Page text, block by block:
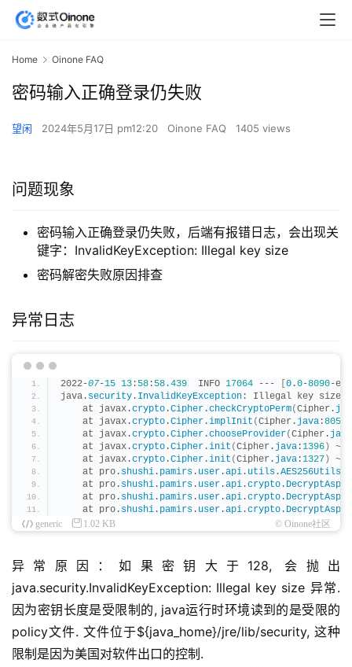
Home Oinone FAQ
密码输入正确登录仍失败
望闲 2024年5月17日 pm12:20 Oinone FAQ 1405 views
问题现象
密码输入正确登录仍失败，后端有报错日志，会出现关
键字：InvalidKeyException: Illegal key size
密码解密失败原因排查
异常日志
2022-07-15 13 : 58 : 58.439
  INFO
17064 --- 0 .0-8090-
java. security . InvalidKeyException : Illegal key size
    at javax.
crypto .Cipher .checkCryptoPerm(Cipher.
    at javax.
crypto .Cipher .implInit (Cipher. java :805
    at javax.
crypto .Cipher .chooseProvider(Cipher. java
    at javax.
crypto .Cipher .init (Cipher. java :1396 ) ~
    at javax.
crypto .Cipher .init (Cipher. java :1327 ) ~
    at pro.
shushi . pamirs . user .api . utils .AES256Utils
    at pro.
shushi . pamirs . user .api .crypto .
    at pro.
shushi . pamirs . user .api .crypto .
    at pro.
shushi . pamirs . user .api .crypto .
generic
1.02 KB © Oinone社区
异常原因：如果密钥大于128, 会抛出
java.security.InvalidKeyException: Illegal key size 异常.
因为密钥长度是受限制的, java运行时环境读到的是受限的
policy文件. 文件位于${java_home}/jre/lib/security, 这种
限制是因为美国对软件出口的控制.